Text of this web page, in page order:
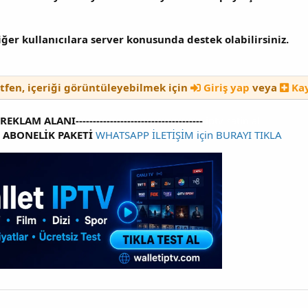
kullanıcılara server konusunda destek olabilirsiniz.
içeriği görüntüleyebilmek için Giriş yap veya
ALANI-------------------------------------
PAKETİ WHATSAPP İLETİŞİM için BURAYI TIKLA